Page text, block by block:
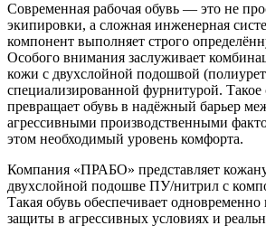
Современная рабочая обувь — это не
экипировки, а сложная инженерная
компонент выполняет строго
Особого внимания заслуживает
кожи с двухслойной подошвой
специализированной фурнитурой. Такое
превращает обувь в надёжный барьер
агрессивными производственными
этом необходимый уровень комфорта.
Компания «ПРАБО» представляет
двухслойной подошве ПУ/нитрил с
Такая обувь обеспечивает
защиты в агрессивных условиях и